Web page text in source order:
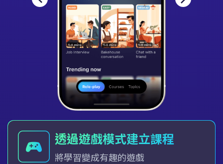
透過遊戲模式建立課程
將學習變成有趣的遊戲